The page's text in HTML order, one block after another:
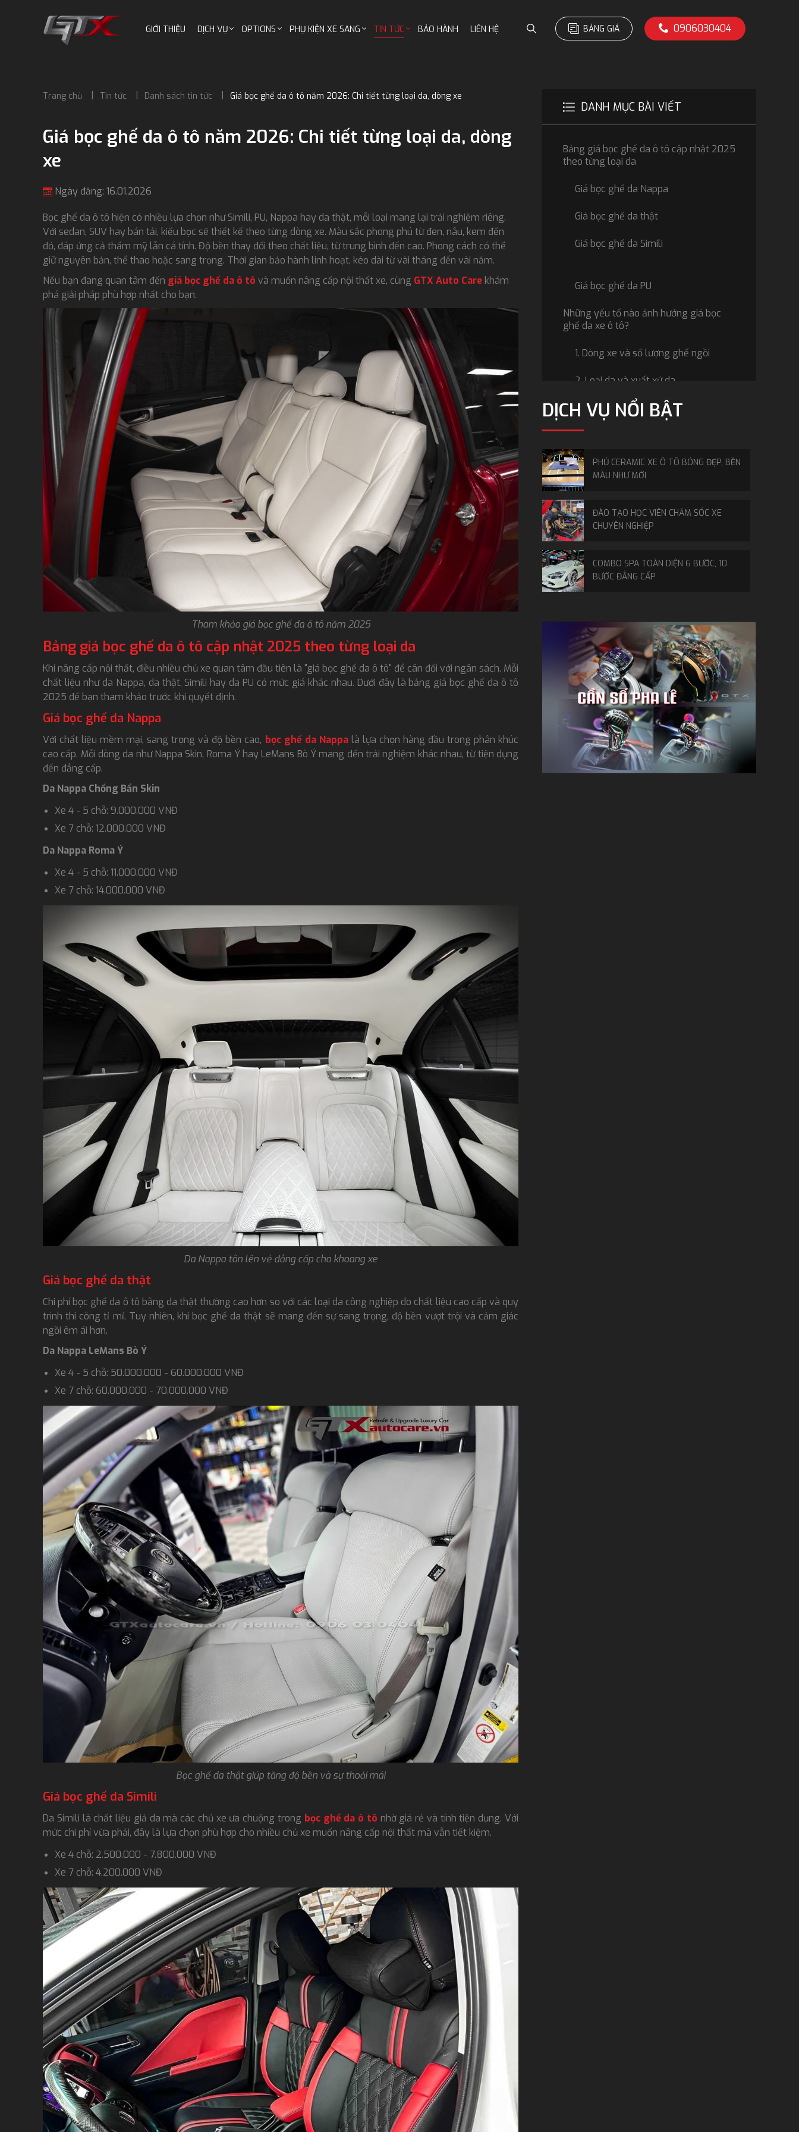
GIỚI THIỆU DỊCH VỤ OPTIONS PHỤ KIỆN XE SANG TIN TỨC BẢO HÀNH LIÊN HỆ BẢNG GIÁ 0906030404
Trang chủ Tin tức Danh sách tin tức Giá bọc ghế da ô tô năm 2026: Chi tiết từng loại da, dòng xe
Giá bọc ghế da ô tô năm 2026: Chi tiết từng loại da, dòng
xe
Ngày đăng: 16.01.2026
Bọc ghế da ô tô hiện có nhiều lựa chọn như Simili, PU, Nappa hay da thật, mỗi loại mang lại trải nghiệm riêng.
Với sedan, SUV hay bán tải, kiểu bọc sẽ thiết kế theo từng dòng xe. Màu sắc phong phú từ đen, nâu, kem đến
đỏ, đáp ứng cả thẩm mỹ lẫn cá tính. Độ bền thay đổi theo chất liệu, từ trung bình đến cao. Phong cách có thể
giữ nguyên bản, thể thao hoặc sang trọng. Thời gian bảo hành linh hoạt, kéo dài từ vài tháng đến vài năm.
Nếu bạn đang quan tâm đến giá bọc ghế da ô tô và muốn nâng cấp nội thất xe, cùng GTX Auto Care khám
phá giải pháp phù hợp nhất cho bạn.
Tham khảo giá bọc ghế da ô tô năm 2025
Bảng giá bọc ghế da ô tô cập nhật 2025 theo từng loại da
Khi nâng cấp nội thất, điều nhiều chủ xe quan tâm đầu tiên là "giá bọc ghế da ô tô" để cân đối với ngân sách. Mỗi
chất liệu như da Nappa, da thật, Simili hay da PU có mức giá khác nhau. Dưới đây là bảng giá bọc ghế da ô tô
2025 để bạn tham khảo trước khi quyết định.
Giá bọc ghế da Nappa
Với chất liệu mềm mại, sang trọng và độ bền cao, bọc ghế da Nappalà lựa chọn hàng đầu trong phân khúc
cao cấp. Mỗi dòng da như Nappa Skin, Roma Ý hay LeMans Bò Ý mang đến trải nghiệm khác nhau, từ tiện dụng
đến đẳng cấp.
Da Nappa Chống Bẩn Skin
Xe 4 - 5 chỗ: 9.000.000 VNĐ
Xe 7 chỗ: 12.000.000 VNĐ
Da Nappa Roma Ý
Xe 4 - 5 chỗ: 11.000.000 VNĐ
Xe 7 chỗ: 14.000.000 VNĐ
Da Nappa tôn lên vẻ đẳng cấp cho khoang xe
Giá bọc ghế da thật
Chi phí bọc ghế da ô tô bằng da thật thường cao hơn so với các loại da công nghiệp do chất liệu cao cấp và quy
trình thi công tỉ mỉ. Tuy nhiên, khi bọc ghế da thật sẽ mang đến sự sang trọng, độ bền vượt trội và cảm giác
ngồi êm ái hơn.
Da Nappa LeMans Bò Ý
Xe 4 - 5 chỗ: 50.000.000 - 60.000.000 VNĐ
Xe 7 chỗ: 60.000.000 - 70.000.000 VNĐ
Bọc ghế da thật giúp tăng độ bền và sự thoải mái
Giá bọc ghế da Simili
Da Simili là chất liệu giả da mà các chủ xe ưa chuộng trong bọc ghế da ô tô nhờ giá rẻ và tính tiện dụng. Với
mức chi phí vừa phải, đây là lựa chọn phù hợp cho nhiều chủ xe muốn nâng cấp nội thất mà vẫn tiết kiệm.
Xe 4 chỗ: 2.500.000 - 7.800.000 VNĐ
Xe 7 chỗ: 4.200.000 VNĐ
DANH MỤC BÀI VIẾT
Bảng giá bọc ghế da ô tô cập nhật 2025
theo từng loại da
Giá bọc ghế da Nappa
Giá bọc ghế da thật
Giá bọc ghế da Simili
Giá bọc ghế da PU
Những yếu tố nào ảnh hưởng giá bọc
ghế da xe ô tô?
1. Dòng xe và số lượng ghế ngồi
2. Loại da và xuất xứ da
3. Kiểu may và thiết kế
4. Cơ sở bọc ghế da và tay nghề thợ
Nên bọc ghế da loại nào cho ô tô của
bạn? Lời khuyên từ chuyên gia
1. Xác định mục đích bọc ghế da và ngân
sách bản thân
2. Cân nhắc yếu tố khí hậu
3. Lựa chọn màu sắc phù hợp với nội
ngoại thất xe
tín, đã thi công nhiều xe
Quy trình bọc ghế da ô tô chuyên
nghiệp gồm những bước nào?
1. Tư vấn và chọn vật liệu
2. Tháo dỡ ghế và vỏ bọc cũ
3. Cắt may và tạo hình da mới
3. Bọc da và cố định
DỊCH VỤ NỔI BẬT
PHỦ CERAMIC XE Ô TÔ BÓNG ĐẸP, BỀN
MÀU NHƯ MỚI
ĐÀO TẠO HỌC VIÊN CHĂM SÓC XE
CHUYÊN NGHIỆP
COMBO SPA TOÀN DIỆN 6 BƯỚC, 10
BƯỚC ĐẲNG CẤP